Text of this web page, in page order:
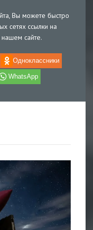
Вы можете быстро
сетях ссылки на
нашем сайте.
Одноклассники
WhatsApp